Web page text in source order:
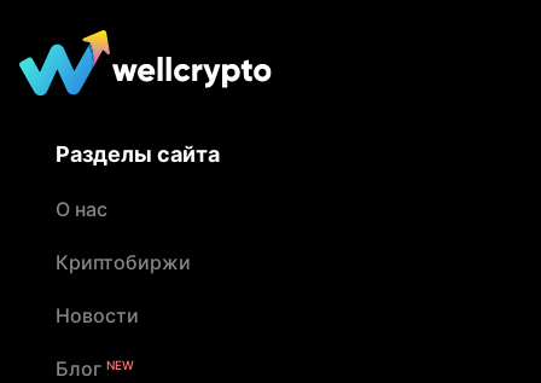
Разделы сайта
О нас
Криптобиржи
Новости
Блог NEW